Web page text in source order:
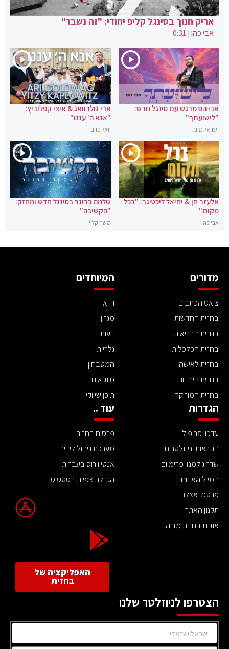
אריק חנוך בסינגל קליפ יחודי: "זה נשבר"
אבי כהן|
0:31
אבי הס מרגש עם סינגל חדש:
"לישועתך"
ישראל מונק
ארי גולדוואג & איצי קפלוביץ:
"אנא ה' עננו"
יואל פרבר
אלעזר חן & יחיאל ליכטיגר: "בכל
מקום"
אבי כהן
שלמה ברונר בסינגל חדש ומחזק:
"הקשיבה"
משה קליין
מדורים
צ'אט הכתבים
בחזית החדשות
בחזית הבריאות
בחזית הכלכלית
בחזית לאישה
בחזית היהדות
בחזית המוזיקה
המיוחדים
וידאו
מגזין
דעות
גלריות
המטבחון
מזג אוויר
תוכן שיווקי
הגדרות
עדכון פרופיל
התראות וניוזלטרים
שדרוג למנוי פרימיום
המייל האדום
פרסמו אצלנו
תקנון האתר
אודות בחזית מדיה
עוד ..
פרסום בחזית
מערכת ניהול לידים
אנטי וירוס בעברית
הגדלת צפיות בסטטוס
האפליקציה של
בחזית
הצטרפו לניוזלטר שלנו